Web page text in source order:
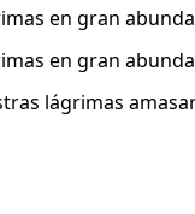
en gran
en gran
lágrimas